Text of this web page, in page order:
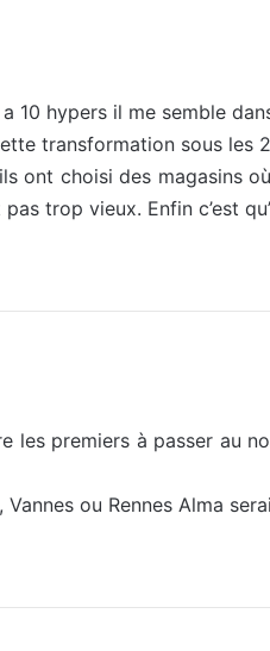
10 hypers il me semble
transformation sous les
ont choisi des
trop vieux. Enfin c’est
les premiers à passer au
ou Rennes Alma